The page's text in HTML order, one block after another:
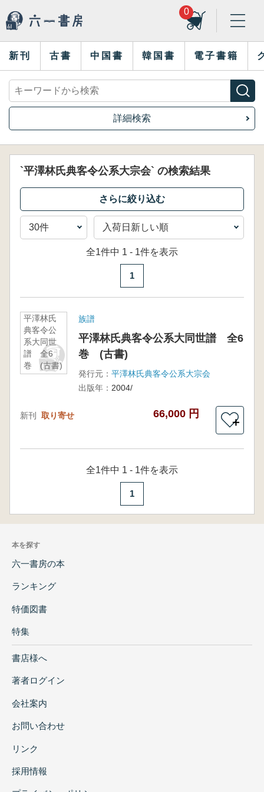
0
新刊 古書 中国書 韓国書 電子書籍
詳細検索
`平澤林氏典客令公系大宗会` の検索結果
全1件中 1 - 1件を表示
1
平澤林氏
典客令公
系大同世
譜 全6
巻 (古書)
族譜
平澤林氏典客令公系大同世譜 全6
巻 (古書)
発行元： 平澤林氏典客令公系大宗会
出版年： 2004/
新刊 取り寄せ 66,000 円
＋
全1件中 1 - 1件を表示
1
本を探す
六一書房の本
ランキング
特価図書
特集
書店様へ
著者ログイン
会社案内
お問い合わせ
リンク
採用情報